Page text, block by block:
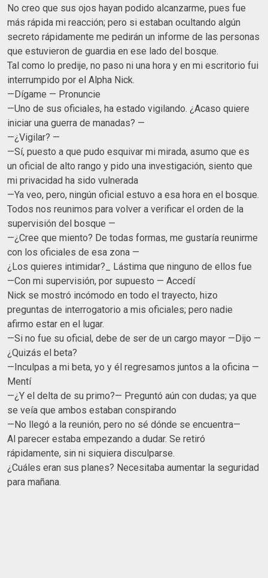
No creo que sus ojos hayan podido alcanzarme, pues fue
más rápida mi reacción; pero si estaban ocultando algún
secreto rápidamente me pedirán un informe de las personas
que estuvieron de guardia en ese lado del bosque.
Tal como lo predije, no paso ni una hora y en mi escritorio fui
interrumpido por el Alpha Nick.
—Dígame — Pronuncie
—Uno de sus oficiales, ha estado vigilando. ¿Acaso quiere
iniciar una guerra de manadas? —
—¿Vigilar? —
—Sí, puesto a que pudo esquivar mi mirada, asumo que es
un oficial de alto rango y pido una investigación, siento que
mi privacidad ha sido vulnerada
—Ya veo, pero, ningún oficial estuvo a esa hora en el bosque.
Todos nos reunimos para volver a verificar el orden de la
supervisión del bosque —
—¿Cree que miento? De todas formas, me gustaría reunirme
con los oficiales de esa zona —
¿Los quieres intimidar?_ Lástima que ninguno de ellos fue
—Con mi supervisión, por supuesto — Accedí
Nick se mostró incómodo en todo el trayecto, hizo
preguntas de interrogatorio a mis oficiales; pero nadie
afirmo estar en el lugar.
—Si no fue su oficial, debe de ser de un cargo mayor —Dijo —
¿Quizás el beta?
—Inculpas a mi beta, yo y él regresamos juntos a la oficina —
Mentí
—¿Y el delta de su primo?— Preguntó aún con dudas; ya que
se veía que ambos estaban conspirando
—No llegó a la reunión, pero no sé dónde se encuentra—
Al parecer estaba empezando a dudar. Se retiró
rápidamente, sin ni siquiera disculparse.
¿Cuáles eran sus planes? Necesitaba aumentar la seguridad
para mañana.